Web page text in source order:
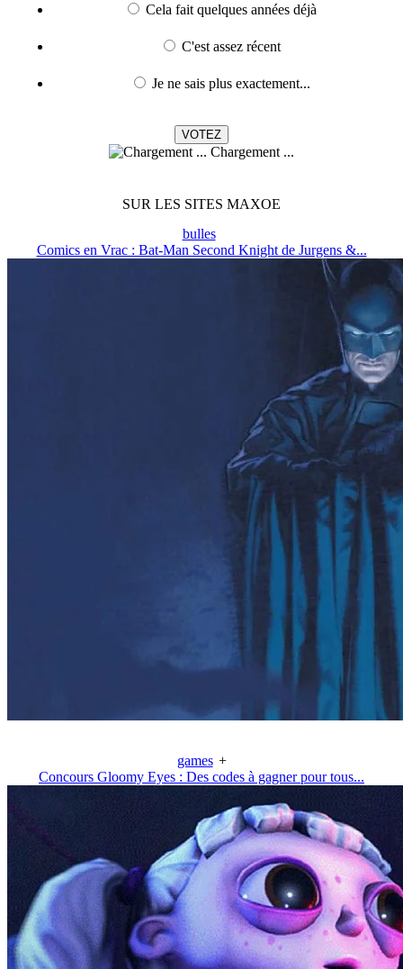
Cela fait quelques années déjà
C'est assez récent
Je ne sais plus exactement...
Chargement ...
SUR LES SITES MAXOE
bulles
Comics en Vrac : Bat-Man Second Knight de Jurgens &...
games +
Concours Gloomy Eyes : Des codes à gagner pour tous...